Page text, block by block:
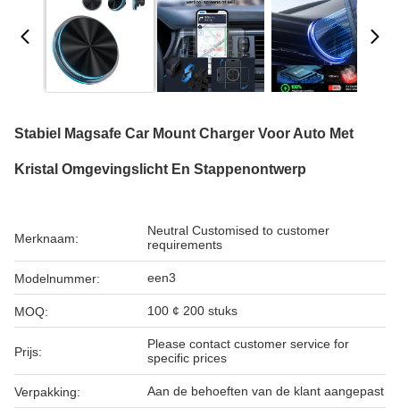
Stabiel Magsafe Car Mount Charger Voor Auto Met
Kristal Omgevingslicht En Stappenontwerp
Merknaam:
Neutral Customised to customer
requirements
Modelnummer: een3
MOQ: 100 ¢ 200 stuks
Prijs:
Please contact customer service for
specific prices
Verpakking: Aan de behoeften van de klant aangepast